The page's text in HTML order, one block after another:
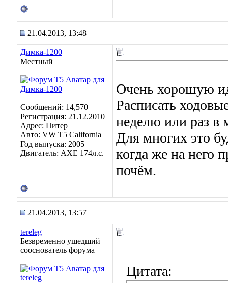
21.04.2013, 13:48
Димка-1200
Местный
Сообщений: 14,570
Регистрация: 21.12.2010
Адрес: Питер
Авто: VW T5 California
Год выпуска: 2005
Двигатель: AXE 174л.с.
Очень хорошую
Расписать
неделю или раз в
Для многих это
когда же на него
почём.
21.04.2013, 13:57
tereleg
Безвременно ушедший
сооснователь форума
Цитата: